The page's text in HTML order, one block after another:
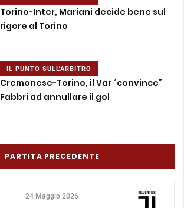
Torino-Inter, Mariani decide bene sul
rigore al Torino
IL PUNTO SULL'ARBITRO
Cremonese-Torino, il Var “convince”
Fabbri ad annullare il gol
PARTITA PRECEDENTE
24 Maggio 2026